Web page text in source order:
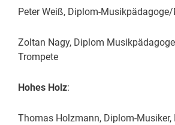
Peter Weiß, Diplom-
Zoltan Nagy, Diplom
Trompete
Hohes Holz:
Thomas Holzmann, Diplom-